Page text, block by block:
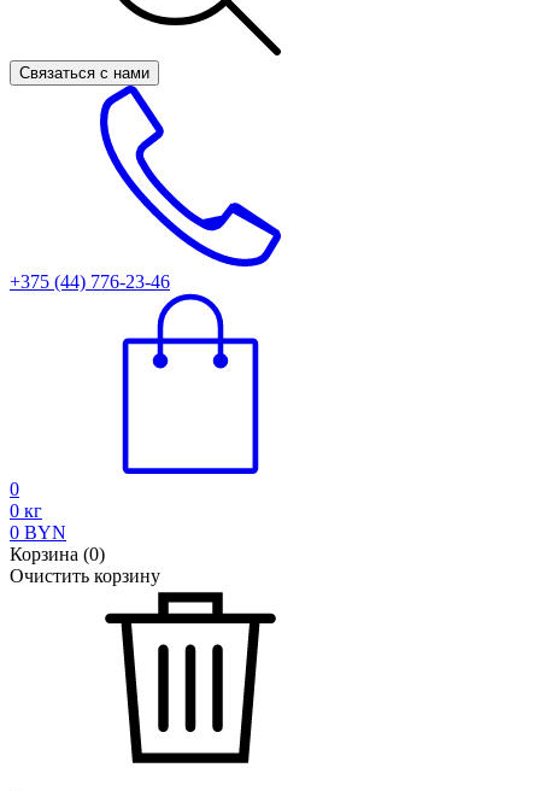
Связаться с нами
+375 (44) 776-23-46
0
0 кг
0 BYN
Корзина (0)
Очистить корзину